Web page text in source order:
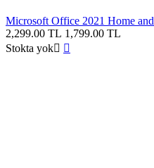
Microsoft Office 2021 Home
2,299.00 TL 1,799.00 TL
Stokta yok 